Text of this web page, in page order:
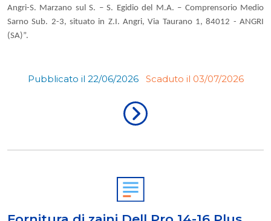
Angri-S. Marzano sul S. – S. Egidio del M.A. – Comprensorio Medio
Sarno Sub. 2-3, situato in Z.I. Angri, Via Taurano 1, 84012 - ANGRI
(SA)”.
Pubblicato il 22/06/2026 Scaduto il 03/07/2026